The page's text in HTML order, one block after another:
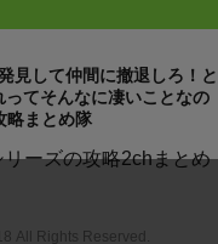
見して仲間に撤退しろ！と
てそんなに凄いことなの
略まとめ隊
ーズの攻略2chまとめ
All Rights Reserved.